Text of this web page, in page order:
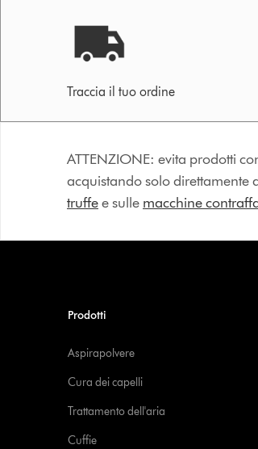
Traccia il tuo ordine
ATTENZIONE: evita prodotti
acquistando solo direttamente
truffee sulle macchine
Prodotti
Aspirapolvere
Cura dei capelli
Trattamento dell'aria
Cuffie